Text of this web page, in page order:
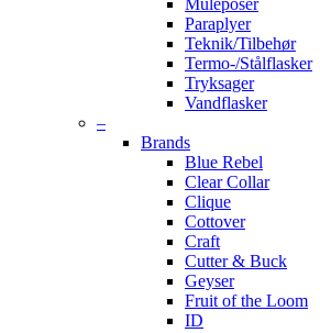
Muleposer
Paraplyer
Teknik/Tilbehør
Termo-/Stålflasker
Tryksager
Vandflasker
–
Brands
Blue Rebel
Clear Collar
Clique
Cottover
Craft
Cutter & Buck
Geyser
Fruit of the Loom
ID